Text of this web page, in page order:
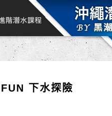
FUN 下水探險